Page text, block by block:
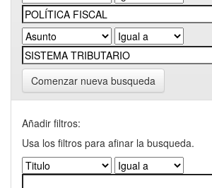
Comenzar nueva busqueda
Añadir filtros:
Usa los filtros para afinar la busqueda.